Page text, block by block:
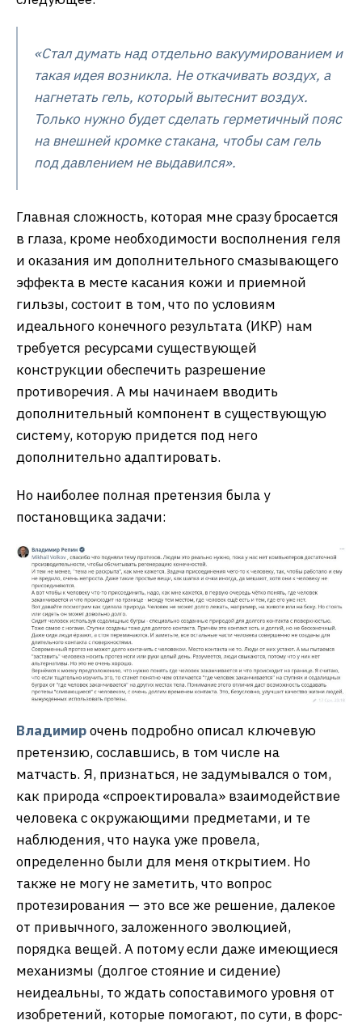
«Стал думать над отдельно вакуумированием и
такая идея возникла. Не откачивать воздух, а
нагнетать гель, который вытеснит воздух.
Только нужно будет сделать герметичный пояс
на внешней кромке стакана, чтобы сам гель
под давлением не выдавился».
Главная сложность, которая мне сразу бросается
в глаза, кроме необходимости восполнения геля
и оказания им дополнительного смазывающего
эффекта в месте касания кожи и приемной
гильзы, состоит в том, что по условиям
идеального конечного результата (ИКР) нам
требуется ресурсами существующей
конструкции обеспечить разрешение
противоречия. А мы начинаем вводить
дополнительный компонент в существующую
систему, которую придется под него
дополнительно адаптировать.
Но наиболее полная претензия была у
постановщика задачи:
Владимирочень подробно описал ключевую
претензию, сославшись, в том числе на
матчасть. Я, признаться, не задумывался о том,
как природа «спроектировала» взаимодействие
человека с окружающими предметами, и те
наблюдения, что наука уже провела,
определенно были для меня открытием. Но
также не могу не заметить, что вопрос
протезирования — это все же решение, далекое
от привычного, заложенного эволюцией,
порядка вещей. А потому если даже имеющиеся
механизмы (долгое стояние и сидение)
неидеальны, то ждать сопоставимого уровня от
изобретений, которые помогают, по сути, в форс-